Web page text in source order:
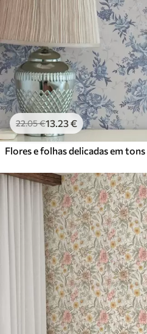
22.05€13.23€